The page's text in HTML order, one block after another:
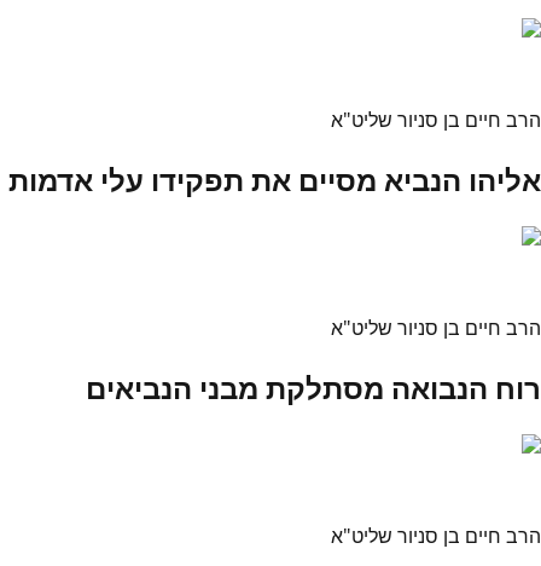
הרב חיים בן סניור שליט"א
אליהו הנביא מסיים את תפקידו עלי אדמות
הרב חיים בן סניור שליט"א
רוח הנבואה מסתלקת מבני הנביאים
הרב חיים בן סניור שליט"א